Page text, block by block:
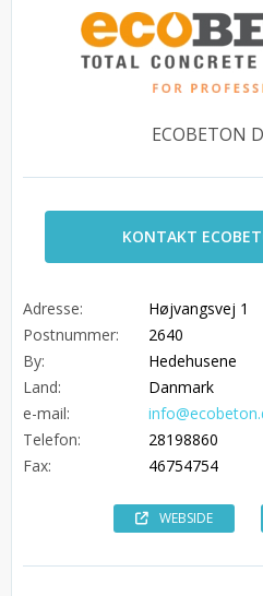
ECOBETON
KONTAKT
Adresse:
Højvangsvej 1
Postnummer:
2640
By:
Hedehusene
Land:
Danmark
e-mail:
Telefon:
28198860
Fax:
46754754
WEBSIDE